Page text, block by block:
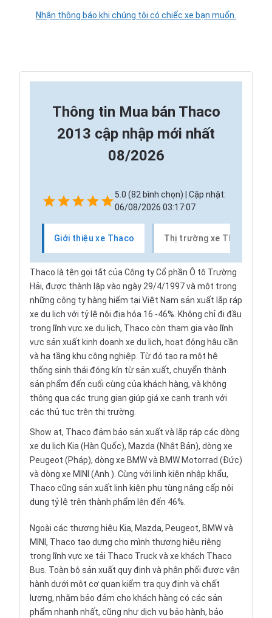
Nhận thông báo khi chúng tôi có chiếc xe bạn muốn.
Thông tin Mua bán Thaco
2013 cập nhập mới nhất
08/2026
5.0 (82 bình chọn) | Cập nhật:
06/08/2026 03:17:07
Giới thiệu xe Thaco Thị trường xe Thaco
Thaco là tên gọi tắt của Công ty Cổ phần Ô tô Trường
Hải, được thành lập vào ngày 29/4/1997 và một trong
những công ty hàng hiếm tại Việt Nam sản xuất lắp ráp
xe du lịch với tỷ lệ nội địa hóa 16 -46%. Không chỉ đi đầu
trong lĩnh vực xe du lịch, Thaco còn tham gia vào lĩnh
vực sản xuất kinh doanh xe du lịch, hoạt động hậu cần
và hạ tầng khu công nghiệp. Từ đó tạo ra một hệ
thống sinh thái đóng kín từ sản xuất, chuyển thành
sản phẩm đến cuối cùng của khách hàng, và không
thông qua các trung gian giúp giá xe cạnh tranh với
các thủ tục trên thị trường.
Show at, Thaco đảm bảo sản xuất và lắp ráp các dòng
xe du lịch Kia (Hàn Quốc), Mazda (Nhật Bản), dòng xe
Peugeot (Pháp), dòng xe BMW và BMW Motorrad (Đức)
và dòng xe MINI (Anh ). Cùng với linh kiện nhập khẩu,
Thaco cũng sản xuất linh kiện phụ tùng nâng cấp nội
dung tỷ lệ trên thành phẩm lên đến 46%.
Ngoài các thương hiệu Kia, Mazda, Peugeot, BMW và
MINI, Thaco tạo dựng cho mình thương hiệu riêng
trong lĩnh vực xe tải Thaco Truck và xe khách Thaco
Bus. Toàn bộ sản xuất quy định và phân phối được vận
hành dưới một cơ quan kiểm tra quy định và chất
lượng, nhằm bảo đảm cho khách hàng có các sản
phẩm nhanh nhất, cũng như dịch vụ bảo hành, bảo